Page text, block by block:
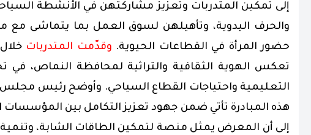
إلى تمكين المتدربات وتعزيز مشاركتهن في الأنشطة
حضور المرأة في القطاعات الحيوية. وقدّمت المتدربات
تعكس الهوية الثقافية والتراثية لمحافظة النماص، في
التعليمية واحتياجات القطاع السياحي. وأوضح رئيس مجلس
هذه المبادرة تأتي ضمن جهود تعزيز التكامل بين
إلى أن المعرض يمثل منصة لتمكين الطاقات الشابة،